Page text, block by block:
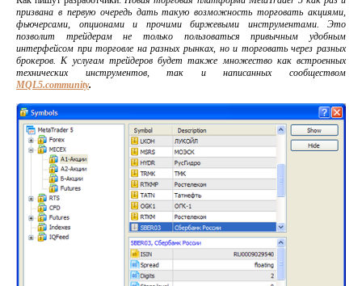
призвана в первую очередь дать такую возможность торговать акциями,
фьючерсами, опционами и прочими биржевыми инструментами. Это
позволит трейдерам не только пользоваться привычным удобным
интерфейсом при торговле на разных рынках, но и торговать через разных
брокеров. К услугам трейдеров будет также множество как встроенных
технических инструментов, так и написанных сообществом
MQL5.community.